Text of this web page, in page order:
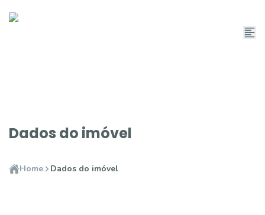
Dados do imóvel
Home Dados do imóvel